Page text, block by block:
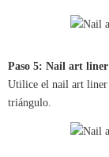
Paso 5: Nail art
Utilice el nail art liner
triángulo.